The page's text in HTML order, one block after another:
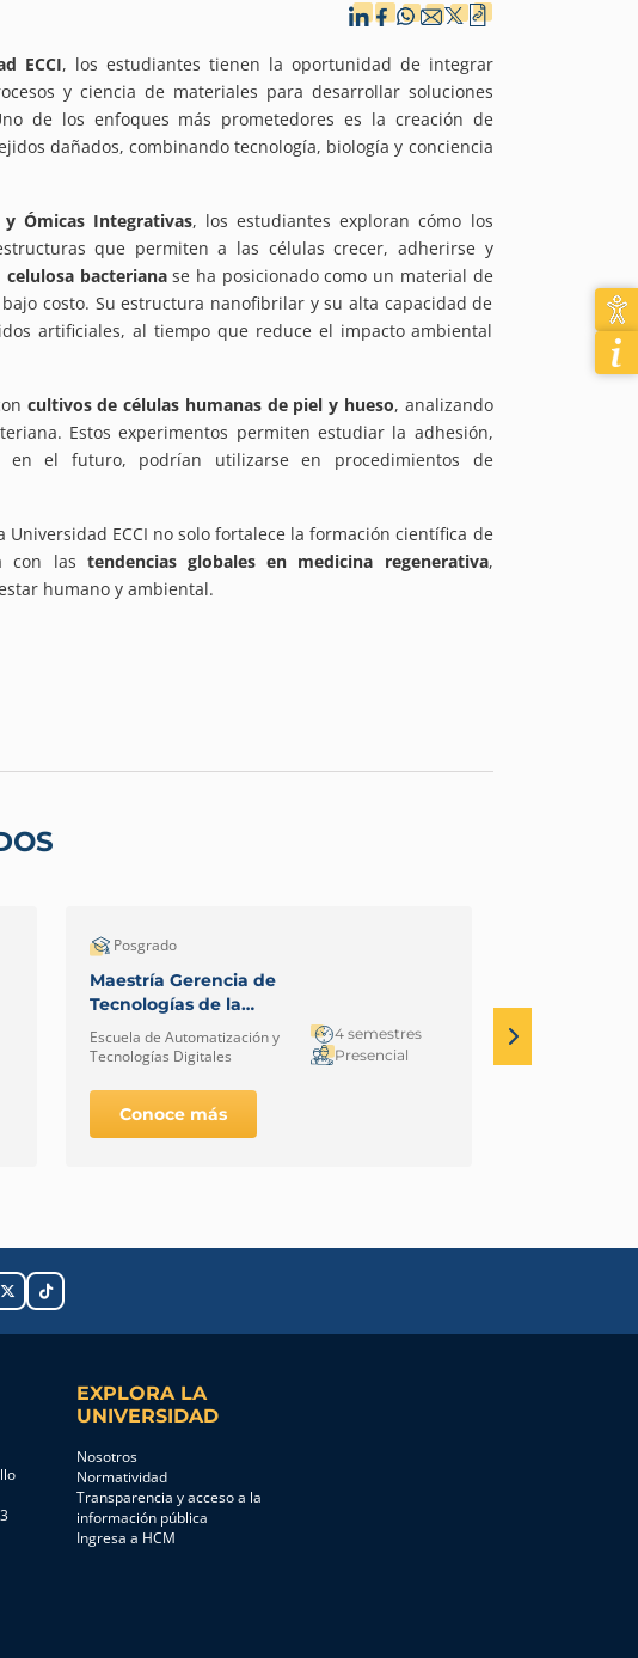
ECCI, los estudiantes tienen la oportunidad de integrar
y ciencia de materiales para desarrollar soluciones
de los enfoques más prometedores es la creación de
dañados, combinando tecnología, biología y conciencia
Ómicas Integrativas, los estudiantes exploran cómo los
que permiten a las células crecer, adherirse y
celulosa bacterianase ha posicionado como un material de
costo. Su estructura nanofibrilar y su alta capacidad de
artificiales, al tiempo que reduce el impacto ambiental
cultivos de células humanas de piel y hueso, analizando
Estos experimentos permiten estudiar la adhesión,
el futuro, podrían utilizarse en procedimientos de
ECCI no solo fortalece la formación científica de
con las tendencias globales en medicina regenerativa,
humano y ambiental.
Posgrado
Maestría Gerencia de
Tecnologías de la
Información y
Comunicación TIC
Escuela de Automatización y
Tecnologías Digitales
4 semestres
Presencial
Conoce más
EXPLORA LA
UNIVERSIDAD
Nosotros
Normatividad
Transparencia y acceso a la
información pública
Ingresa a HCM